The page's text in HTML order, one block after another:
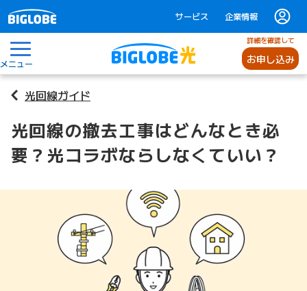
サービス 企業情報
メニュー
詳細を確認して
お申し込み
光回線ガイド
光回線の撤去工事はどんなとき必
要？光コラボならしなくていい？